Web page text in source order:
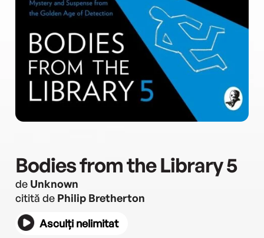
Bodies from the Library 5
de Unknown
citită de Philip Bretherton
Asculți nelimitat